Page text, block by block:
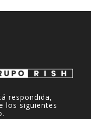
respondida,
los siguientes